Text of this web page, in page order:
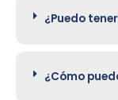
¿Puedo
¿Cómo